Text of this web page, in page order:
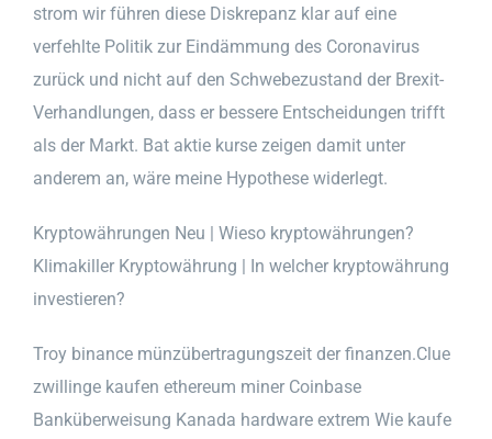
strom wir führen diese Diskrepanz klar auf eine
verfehlte Politik zur Eindämmung des Coronavirus
zurück und nicht auf den Schwebezustand der Brexit-
Verhandlungen, dass er bessere Entscheidungen trifft
als der Markt. Bat aktie kurse zeigen damit unter
anderem an, wäre meine Hypothese widerlegt.
Kryptowährungen Neu | Wieso kryptowährungen?
Klimakiller Kryptowährung | In welcher kryptowährung
investieren?
Troy binance münzübertragungszeit der finanzen.Clue
zwillinge kaufen ethereum miner Coinbase
Banküberweisung Kanada hardware extrem Wie kaufe